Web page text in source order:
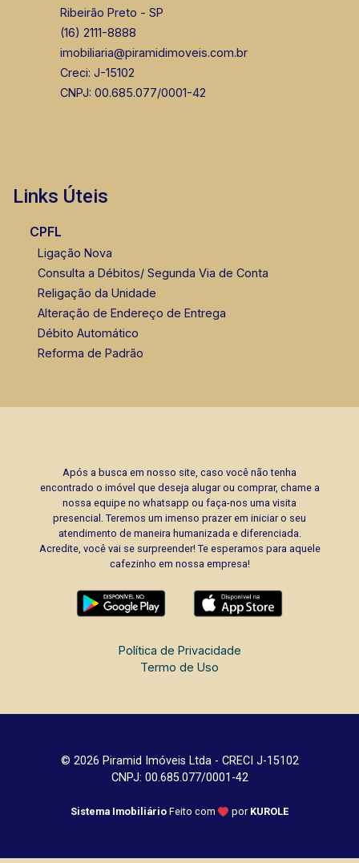
Ribeirão Preto - SP
(16) 2111-8888
imobiliaria@piramidimoveis.com.br
Creci: J-15102
CNPJ: 00.685.077/0001-42
Links Úteis
CPFL
Ligação Nova
Consulta a Débitos/ Segunda Via de Conta
Religação da Unidade
Alteração de Endereço de Entrega
Débito Automático
Reforma de Padrão
Após a busca em nosso site, caso você não tenha
encontrado o imóvel que deseja alugar ou comprar, chame a
nossa equipe no whatsapp ou faça-nos uma visita
presencial. Teremos um imenso prazer em iniciar o seu
atendimento de maneira humanizada e diferenciada.
Acredite, você vai se surpreender! Te esperamos para aquele
cafezinho em nossa empresa!
Política de Privacidade
Termo de Uso
© 2026 Piramid Imóveis Ltda - CRECI J-15102
CNPJ: 00.685.077/0001-42
Sistema Imobiliário Feito com por KUROLE